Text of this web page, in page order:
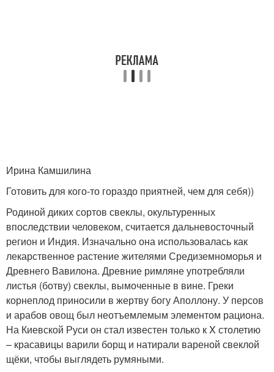
Ирина Камшилина
Готовить для кого-то гораздо приятней, чем для себя))
Родиной диких сортов свеклы, окультуренных
впоследствии человеком, считается дальневосточный
регион и Индия. Изначально она использовалась как
лекарственное растение жителями Средиземноморья и
Древнего Вавилона. Древние римляне употребляли
листья (ботву) свеклы, вымоченные в вине. Греки
корнеплод приносили в жертву богу Аполлону. У персов
и арабов овощ был неотъемлемым элементом рациона.
На Киевской Руси он стал известен только к X столетию
– красавицы варили борщ и натирали вареной свеклой
щёки, чтобы выглядеть румяными.